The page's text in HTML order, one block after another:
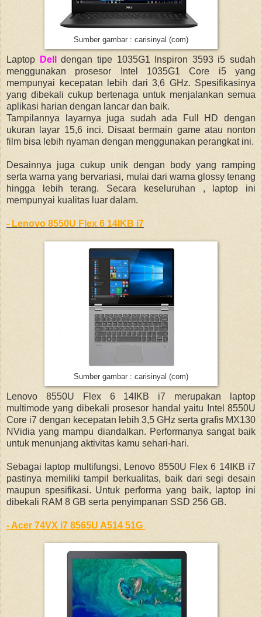
Sumber gambar : carisinyal (com)
Laptop Dell
dengan tipe 1035G1 Inspiron 3593 i5 sudah
menggunakan prosesor Intel 1035G1 Core i5 yang
mempunyai kecepatan lebih dari 3,6 GHz. Spesifikasinya
yang dibekali cukup bertenaga untuk menjalankan semua
aplikasi harian dengan lancar dan baik.
Tampilannya layarnya juga sudah ada Full HD dengan
ukuran layar 15,6 inci. Disaat bermain game atau nonton
film bisa lebih nyaman dengan menggunakan perangkat ini.
Desainnya juga cukup unik dengan body yang ramping
serta warna yang bervariasi, mulai dari warna glossy tenang
hingga lebih terang. Secara keseluruhan , laptop ini
mempunyai kualitas luar dalam.
- Lenovo 8550U Flex 6 14IKB i7
Sumber gambar : carisinyal (com)
Lenovo 8550U Flex 6 14IKB i7 merupakan laptop
multimode yang dibekali prosesor handal yaitu Intel 8550U
Core i7 dengan kecepatan lebih 3,5 GHz serta grafis MX130
NVidia yang mampu diandalkan. Performanya sangat baik
untuk menunjang aktivitas kamu sehari-hari.
Sebagai laptop multifungsi, Lenovo 8550U Flex 6 14IKB i7
pastinya memiliki tampil berkualitas, baik dari segi desain
maupun spesifikasi. Untuk performa yang baik, laptop ini
dibekali RAM 8 GB serta penyimpanan SSD 256 GB.
- Acer 74VX i7 8565U A514 51G